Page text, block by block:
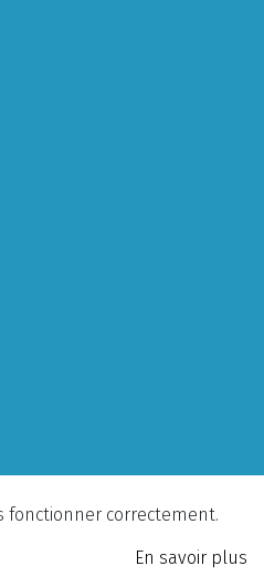
fonctionner correctement.
En savoir plus